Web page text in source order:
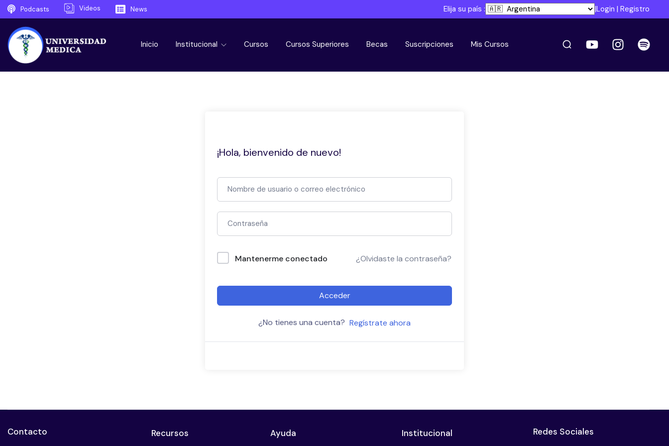
Podcasts Videos News Elija su país : |Login | Registro
Inicio Institucional Cursos Cursos Superiores Becas Suscripciones Mis Cursos
¡Hola, bienvenido de nuevo!
Mantenerme conectado ¿Olvidaste la contraseña?
Acceder
¿No tienes una cuenta? Regístrate ahora
Contacto Recursos Ayuda Institucional Redes Sociales